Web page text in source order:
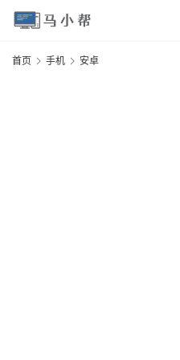
首页 手机 安卓